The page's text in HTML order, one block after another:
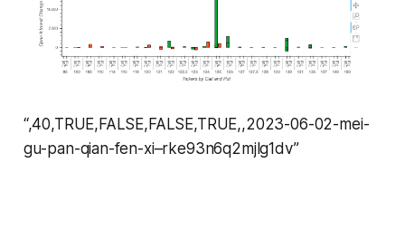
“,40,TRUE,FALSE,FALSE,TRUE,,2023-06-02-mei-
gu-pan-qian-fen-xi–rke93n6q2mjlg1dv”